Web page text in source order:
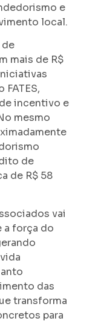
e
local.
mais de R$
incentivo e
mesmo
de
de R$ 58
vai
a força do
das
transforma
para